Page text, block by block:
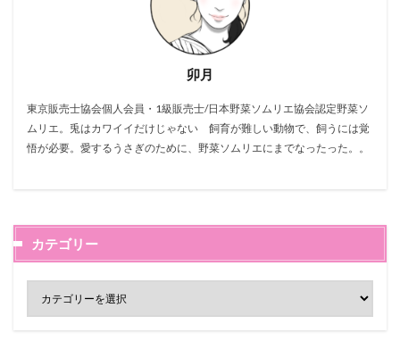
卯月
東京販売士協会個人会員・1級販売士/日本野菜ソムリエ協会認定野菜ソ
ムリエ。兎はカワイイだけじゃない 飼育が難しい動物で、飼うには覚
悟が必要。愛するうさぎのために、野菜ソムリエにまでなったった。。
カテゴリー